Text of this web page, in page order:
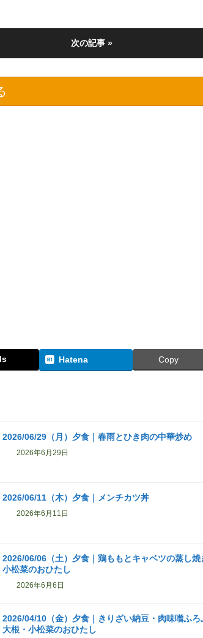
次の記事 »
Hatena Copy
2026/06/29（月）夕食｜春雨とひき肉の中華炒め
2026年6月29日
2026/06/11（木）夕食｜メンチカツ丼
2026年6月11日
2026/06/06（土）夕食｜鶏ももとキャベツの蒸し焼
小松菜のおひたし
2026年6月6日
2026/04/10（金）夕食｜きりざい納豆・肉味噌ふろ
大根・小松菜のおひたし